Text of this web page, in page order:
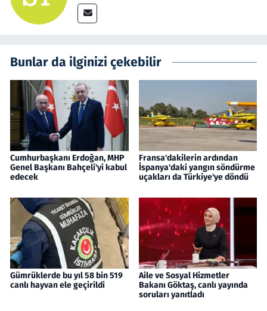
Bunlar da ilginizi çekebilir
Cumhurbaşkanı Erdoğan, MHP
Genel Başkanı Bahçeli'yi kabul
edecek
Fransa'dakilerin ardından
İspanya'daki yangın söndürme
uçakları da Türkiye'ye döndü
Gümrüklerde bu yıl 58 bin 519
canlı hayvan ele geçirildi
Aile ve Sosyal Hizmetler
Bakanı Göktaş, canlı yayında
soruları yanıtladı